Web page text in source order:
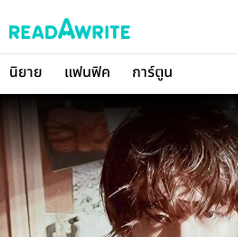
นิยาย แฟนฟิค การ์ตูน